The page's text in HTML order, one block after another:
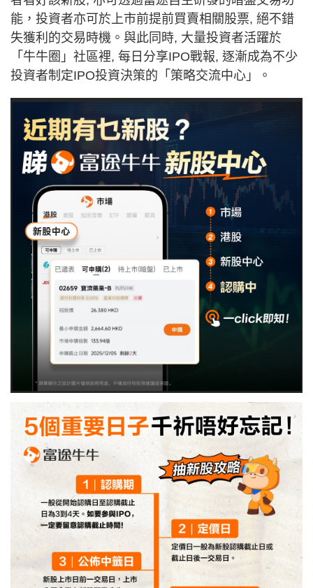
能，投資者亦可於上市前提前買賣相關股票, 絕不錯
失獲利的交易時機。與此同時, 大量投資者活躍於
「牛牛圈」社區裡, 每日分享IPO戰報, 逐漸成為不少
投資者制定IPO投資決策的「策略交流中心」。